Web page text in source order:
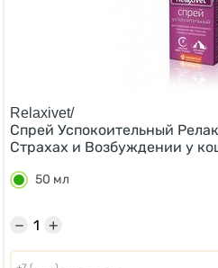
Relaxivet/
Спрей Успокоительный
Страхах и Возбуждении у
50 мл
+
−